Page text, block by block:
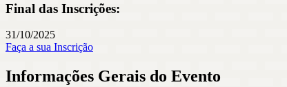
Final das Inscrições:
31/10/2025
Faça a sua Inscrição
Informações Gerais do Evento